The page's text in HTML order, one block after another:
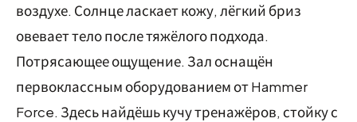
воздухе. Солнце ласкает кожу, лёгкий бриз
овевает тело после тяжёлого подхода.
Потрясающее ощущение. Зал оснащён
первоклассным оборудованием от Hammer
Force. Здесь найдёшь кучу тренажёров, стойку с